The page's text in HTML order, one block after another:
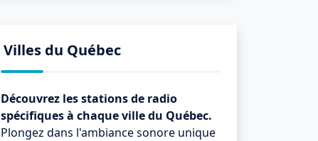
Villes du Québec
Découvrez les stations de radio
spécifiques à chaque ville du Québec.
Plongez dans l'ambiance sonore unique